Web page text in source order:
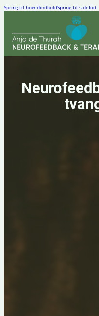
Spring til hovedindholdSpring til sidefod